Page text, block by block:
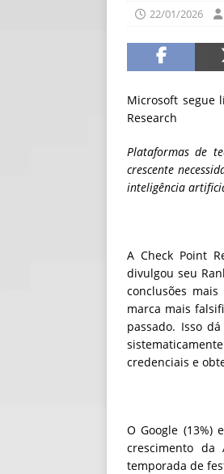
22/01/2026
Microsoft segue
Research
Plataformas de
crescente
inteligência
A Check Point
divulgou seu
conclusões
marca mais
passado. Isso
credenciais e
O Google (13%)
crescimento da
temporada de